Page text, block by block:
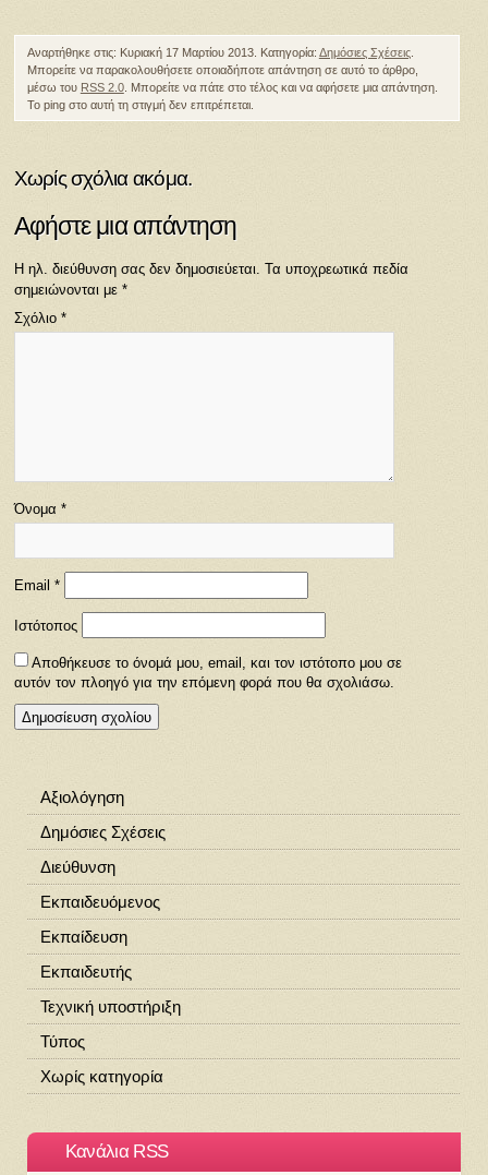
Αναρτήθηκε στις: Κυριακή 17 Μαρτίου 2013. Κατηγορία: Δημόσιες Σχέσεις.
Μπορείτε να παρακολουθήσετε οποιαδήποτε απάντηση σε αυτό το άρθρο,
μέσω του RSS 2.0. Μπορείτε να πάτε στο τέλος και να αφήσετε μια απάντηση.
Το ping στο αυτή τη στιγμή δεν επιτρέπεται.
Χωρίς σχόλια ακόμα.
Αφήστε μια απάντηση
Η ηλ. διεύθυνση σας δεν δημοσιεύεται. Τα υποχρεωτικά πεδία
σημειώνονται με *
Σχόλιο *
Όνομα *
Email *
Ιστότοπος
Αποθήκευσε το όνομά μου, email, και τον ιστότοπο μου σε
αυτόν τον πλοηγό για την επόμενη φορά που θα σχολιάσω.
Αξιολόγηση
Δημόσιες Σχέσεις
Διεύθυνση
Εκπαιδευόμενος
Εκπαίδευση
Εκπαιδευτής
Τεχνική υποστήριξη
Τύπος
Χωρίς κατηγορία
Κανάλια RSS